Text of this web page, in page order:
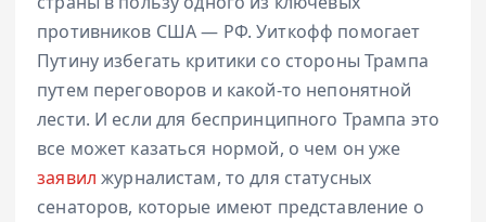
противников США — РФ. Уиткофф помогает
Путину избегать критики со стороны Трампа
путем переговоров и какой-то непонятной
лести. И если для беспринципного Трампа это
все может казаться нормой, о чем он уже
заявил журналистам, то для статусных
сенаторов, которые имеют представление о